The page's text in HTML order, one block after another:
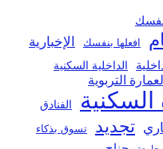
افعلها بنفسك الإخبارية
الداخلية السكنية
العمارة التربوية
السكنية الفنادق
تجديد تسوق بذكاء